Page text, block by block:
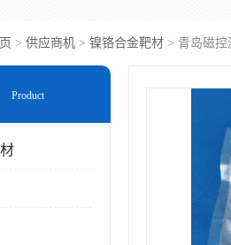
> 供应商机 > 镍铬合金靶材 > 青岛磁控
Product